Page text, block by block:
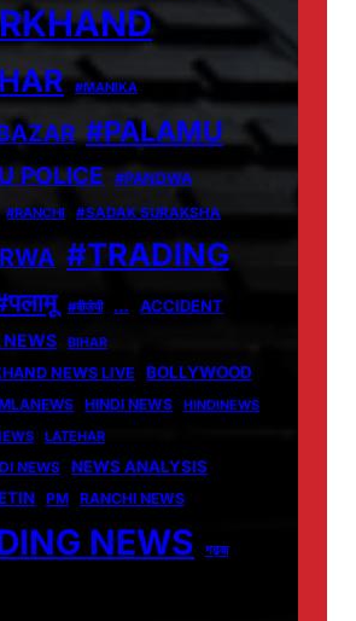
#MANIKA
#PALAMU
POLICE
#PANDWA
#RANCHI #SADAK SURAKSHA
#TRADING
#बीजेपी … ACCIDENT
NEWS BIHAR
NEWS LIVE BOLLYWOOD
HINDI NEWS
HINDINEWS
LATEHAR
NEWS
NEWS ANALYSIS
PM RANCHI NEWS
NEWS
गढ़वा